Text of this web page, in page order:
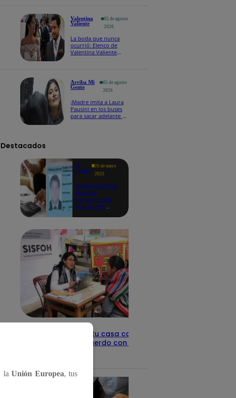
Valentina
Valiente
05 de agosto
2026
La boda que nunca
ocurrió: Elenco de
Valentina Valiente
Arriba Mi
Gente
05 de agosto
2026
¡Madre imita a Laura
Pausini en los buses
para sacar adelante a
Destacados
Te
ayudo
26 de mayo
2025
Revisa si tienes
deudas
consultando
con tu DNI:
detalles
Revisa con tu DNI si tu casa califica
como pobre, de acuerdo con el Sisfoh
laUnión Europea, tus